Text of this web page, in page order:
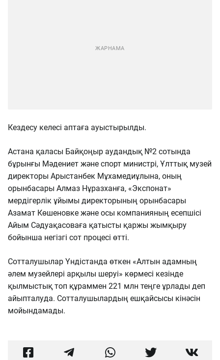
Кездесу келесі аптаға ауыстырылды.
Астана қаласы Байқоңыр аудандық №2 сотында
бұрынғы Мәдениет және спорт министрі, Ұлттық музей
директоры Арыстанбек Мұхамедиұлына, оның
орынбасары Алмаз Нұразханға, «Экспонат»
мердігерлік ұйымы директорының орынбасары
Азамат Көшеновке және осы компанияның есепшісі
Айым Сәдуақасоваға қатысты қаржы жымқыру
бойынша негізгі сот процесі өтті.
Сотталушылар Үндістанда өткен «Алтын адамның
әлем музейлері арқылы шеруі» көрмесі кезінде
қылмыстық топ құраммен 221 млн теңге ұрлады деп
айыпталуда. Сотталушылардың ешқайсысы кінәсін
мойындамады.